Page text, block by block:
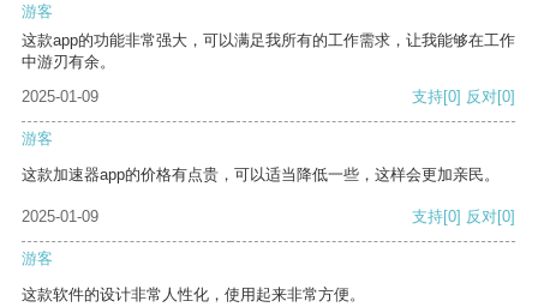
游客
这款app的功能非常强大，可以满足我所有的工作需求，让我能够在工作
中游刃有余。
2025-01-09
支持[0] 反对[0]
游客
这款加速器app的价格有点贵，可以适当降低一些，这样会更加亲民。
2025-01-09 支持[0] 反对[0]
游客
这款软件的设计非常人性化，使用起来非常方便。